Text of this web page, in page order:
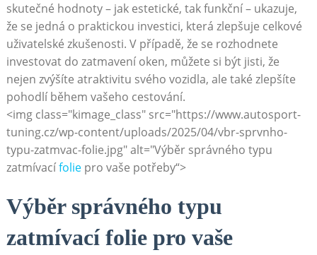
skutečné​ hodnoty – jak estetické, tak funkční⁢ – ukazuje,​
že se jedná o praktickou investici, která zlepšuje⁤ celkové
uživatelské zkušenosti.​ V případě, ‌že se rozhodnete​
investovat⁣ do zatmavení oken, můžete si být jisti,‍ že​
nejen zvýšíte‍ atraktivitu svého⁢ vozidla, ale‍ také⁤ zlepšíte
pohodlí během vašeho cestování.
<img class="kimage_class" src="https://www.autosport-
tuning.cz/wp-content/uploads/2025/04/vbr-sprvnho-
typu-zatmvac-folie.jpg" alt="Výběr správného typu ​
zatmívacífoliepro vaše ⁢potřeby“>
Výběr správného typu
zatmívací folie pro vaše​